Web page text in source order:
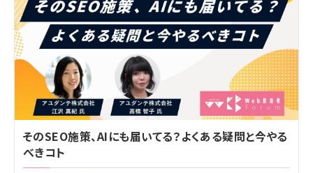
そのSEO施策、AIにも届いてる？よくある疑問と今やる
べきコト